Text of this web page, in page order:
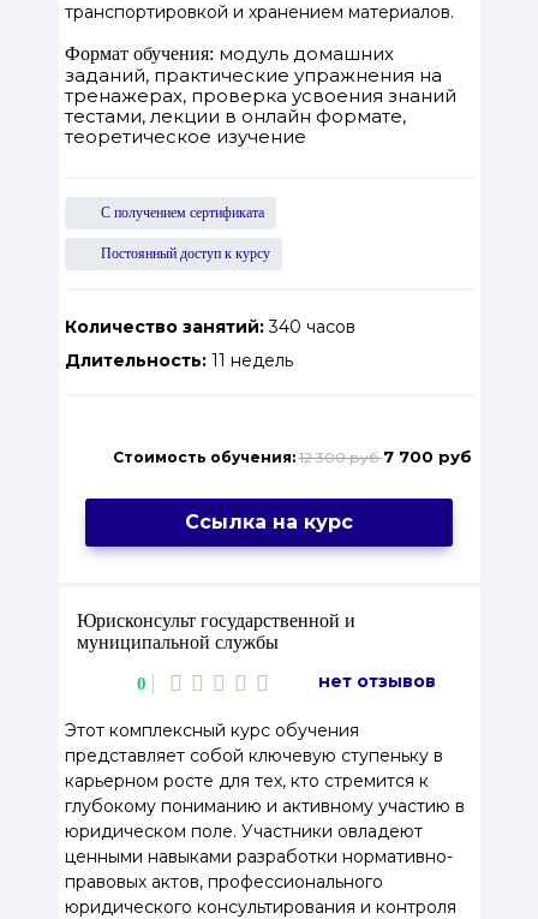
транспортировкой и хранением материалов.
Формат обучения: модуль домашних
заданий, практические упражнения на
тренажерах, проверка усвоения знаний
тестами, лекции в онлайн формате,
теоретическое изучение
С получением сертификата
Постоянный доступ к курсу
Количество занятий:340 часов
Длительность:11 недель
Стоимость обучения: 12 300 руб7 700 руб
Ссылка на курс
Юрисконсульт государственной и
муниципальной службы
0 нет отзывов
Этот комплексный курс обучения
представляет собой ключевую ступеньку в
карьерном росте для тех, кто стремится к
глубокому пониманию и активному участию в
юридическом поле. Участники овладеют
ценными навыками разработки нормативно-
правовых актов, профессионального
юридического консультирования и контроля